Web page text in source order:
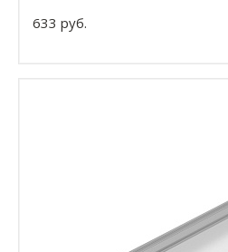
633 руб.